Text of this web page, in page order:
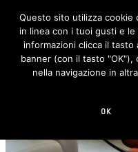
Questo sito utilizza cookie
in linea con i tuoi gusti e
informazioni clicca il tasto
banner (con il tasto
nella navigazione in
OK